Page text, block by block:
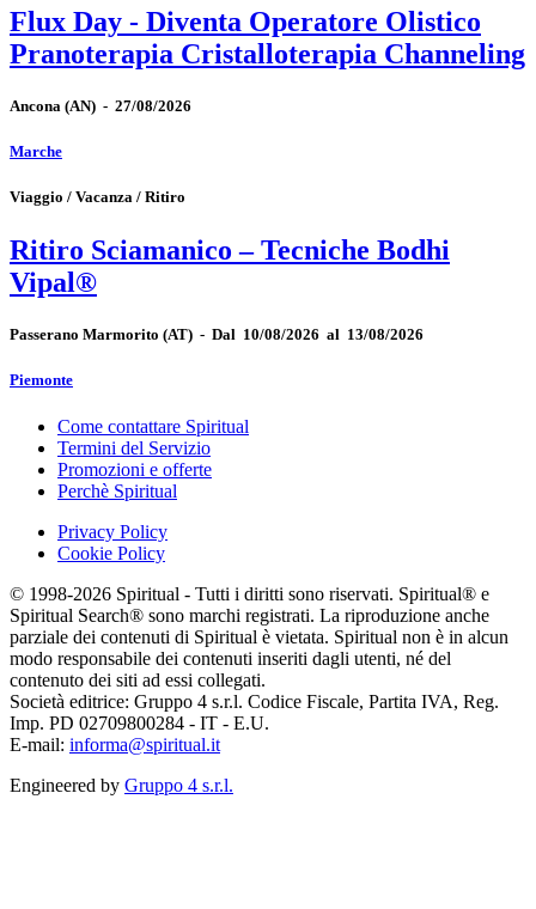
Flux Day - Diventa Operatore Olistico
Pranoterapia Cristalloterapia Channeling
Ancona (AN) - 27/08/2026
Marche
Viaggio / Vacanza / Ritiro
Ritiro Sciamanico – Tecniche Bodhi
Vipal®
Passerano Marmorito (AT) - Dal 10/08/2026 al 13/08/2026
Piemonte
Come contattare Spiritual
Termini del Servizio
Promozioni e offerte
Perchè Spiritual
Privacy Policy
Cookie Policy
© 1998-2026 Spiritual - Tutti i diritti sono riservati. Spiritual® e
Spiritual Search® sono marchi registrati. La riproduzione anche
parziale dei contenuti di Spiritual è vietata. Spiritual non è in alcun
modo responsabile dei contenuti inseriti dagli utenti, né del
contenuto dei siti ad essi collegati.
Società editrice: Gruppo 4 s.r.l. Codice Fiscale, Partita IVA, Reg.
Imp. PD 02709800284 - IT - E.U.
E-mail: informa@spiritual.it
Engineered by Gruppo 4 s.r.l.